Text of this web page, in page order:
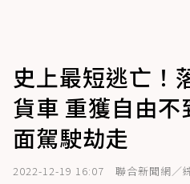
史上最短逃亡！
貨車 重獲自由
面駕駛劫走
2022-12-19 16:07 聯合新聞網／